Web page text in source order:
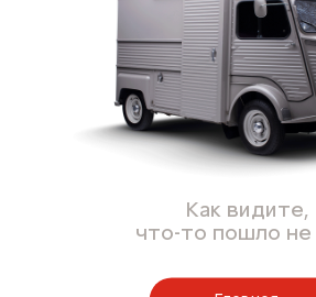
Как видите,
что-то пошло не